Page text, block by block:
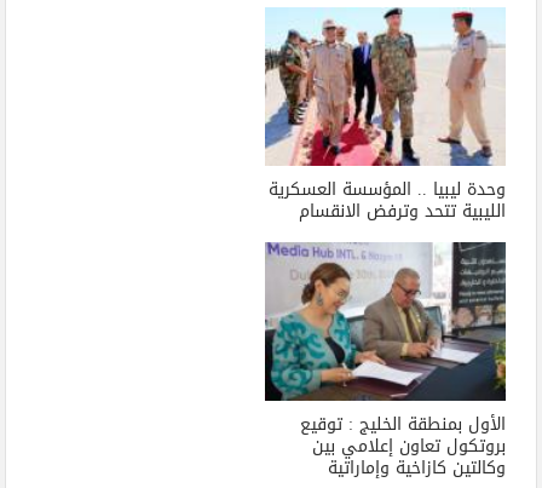
وحدة ليبيا .. المؤسسة العسكرية
الليبية تتحد وترفض الانقسام
الأول بمنطقة الخليج : توقيع
بروتكول تعاون إعلامي بين
وكالتين كازاخية وإماراتية